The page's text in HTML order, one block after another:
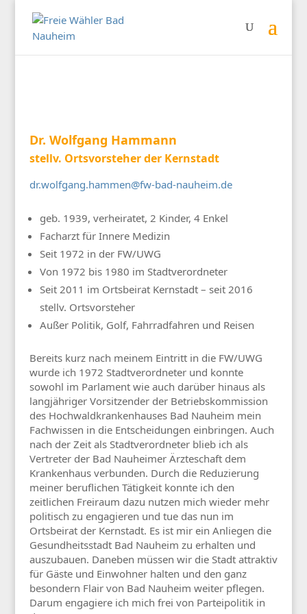
Dr. Wolfgang Hammann
stellv. Ortsvorsteher der Kernstadt
dr.wolfgang.hammen@fw-bad-nauheim.de
geb. 1939, verheiratet, 2 Kinder, 4 Enkel
Facharzt für Innere Medizin
Seit 1972 in der FW/UWG
Von 1972 bis 1980 im Stadtverordneter
Seit 2011 im Ortsbeirat Kernstadt – seit 2016
stellv. Ortsvorsteher
Außer Politik, Golf, Fahrradfahren und Reisen
Bereits kurz nach meinem Eintritt in die FW/UWG
wurde ich 1972 Stadtverordneter und konnte
sowohl im Parlament wie auch darüber hinaus als
langjähriger Vorsitzender der Betriebskommission
des Hochwaldkrankenhauses Bad Nauheim mein
Fachwissen in die Entscheidungen einbringen. Auch
nach der Zeit als Stadtverordneter blieb ich als
Vertreter der Bad Nauheimer Ärzteschaft dem
Krankenhaus verbunden. Durch die Reduzierung
meiner beruflichen Tätigkeit konnte ich den
zeitlichen Freiraum dazu nutzen mich wieder mehr
politisch zu engagieren und tue das nun im
Ortsbeirat der Kernstadt. Es ist mir ein Anliegen die
Gesundheitsstadt Bad Nauheim zu erhalten und
auszubauen. Daneben müssen wir die Stadt attraktiv
für Gäste und Einwohner halten und den ganz
besondern Flair von Bad Nauheim weiter pflegen.
Darum engagiere ich mich frei von Parteipolitik in